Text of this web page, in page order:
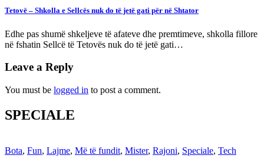
Tetovë – Shkolla e Sellcës nuk do të jetë gati për në Shtator
Edhe pas shumë shkeljeve të afateve dhe premtimeve, shkolla fillore
në fshatin Sellcë të Tetovës nuk do të jetë gati…
Leave a Reply
You must be logged in to post a comment.
SPECIALE
Bota, Fun, Lajme, Më të fundit, Mister, Rajoni, Speciale, Tech